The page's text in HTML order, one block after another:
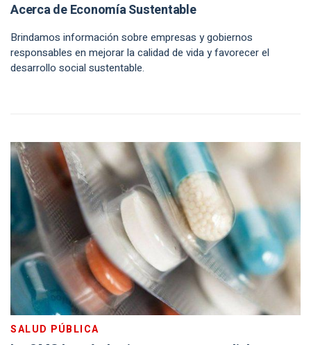
Acerca de Economía Sustentable
Brindamos información sobre empresas y gobiernos
responsables en mejorar la calidad de vida y favorecer el
desarrollo social sustentable.
SALUD PÚBLICA